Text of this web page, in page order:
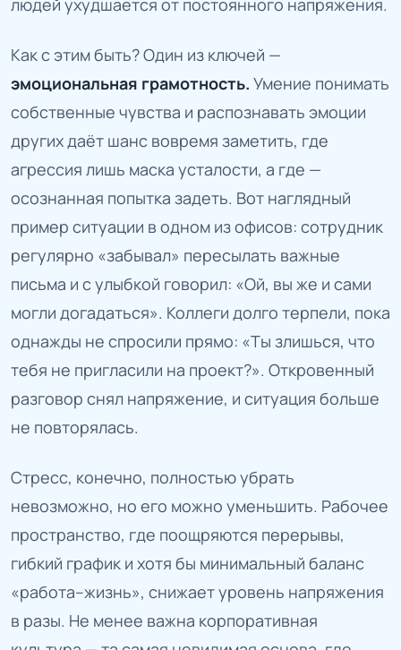
людей ухудшается от постоянного напряжения.
Как с этим быть? Один из ключей —
эмоциональная грамотность. Умение понимать
собственные чувства и распознавать эмоции
других даёт шанс вовремя заметить, где
агрессия лишь маска усталости, а где —
осознанная попытка задеть. Вот наглядный
пример ситуации в одном из офисов: сотрудник
регулярно «забывал» пересылать важные
письма и с улыбкой говорил: «Ой, вы же и сами
могли догадаться». Коллеги долго терпели, пока
однажды не спросили прямо: «Ты злишься, что
тебя не пригласили на проект?». Откровенный
разговор снял напряжение, и ситуация больше
не повторялась.
Стресс, конечно, полностью убрать
невозможно, но его можно уменьшить. Рабочее
пространство, где поощряются перерывы,
гибкий график и хотя бы минимальный баланс
«работа–жизнь», снижает уровень напряжения
в разы. Не менее важна корпоративная